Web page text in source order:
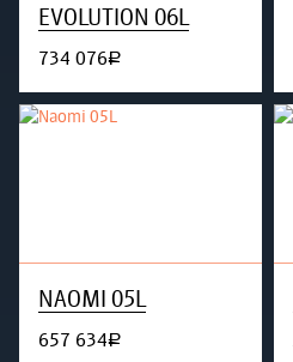
EVOLUTION 06L
734 076руб.
NAOMI 05L
657 634руб.